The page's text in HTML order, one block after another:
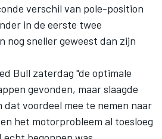
verschil van pole-position
in de eerste twee
nog sneller geweest dan zijn
Bull zaterdag "de optimale
gevonden, maar slaagde
voordeel mee te nemen naar
het motorprobleem al toesloeg